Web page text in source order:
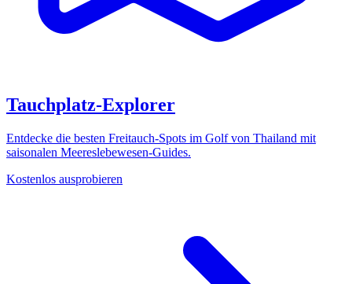
Tauchplatz-Explorer
Entdecke die besten Freitauch-Spots im Golf von Thailand mit
saisonalen Meereslebewesen-Guides.
Kostenlos ausprobieren